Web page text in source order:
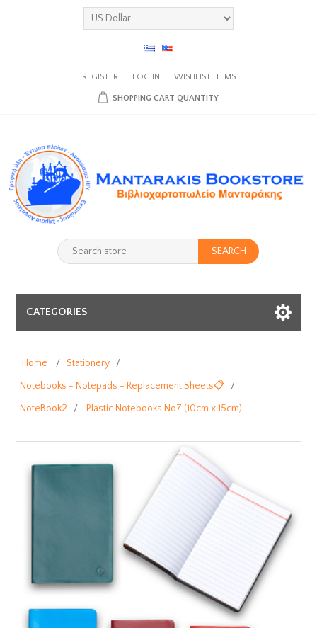
REGISTER LOG IN WISHLIST ITEMS
SHOPPING CART QUANTITY
SEARCH
CATEGORIES
Home / Stationery /
Notebooks - Notepads - Replacement Sheets📋
/
NoteBook2
/ Plastic Notebooks No7 (10cm x 15cm)